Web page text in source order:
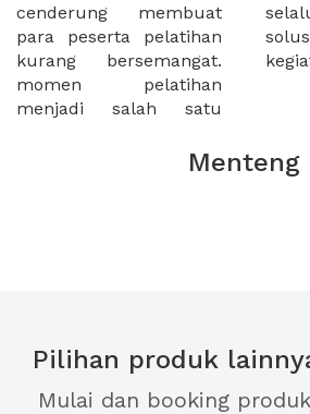
cenderung membuat
para peserta pelatihan
kurang bersemangat.
momen pelatihan
menjadi salah satu
selalu hadir sebagai
solusi untuk kebutuhan
Menteng
Pilihan produk
Mulai dan booking